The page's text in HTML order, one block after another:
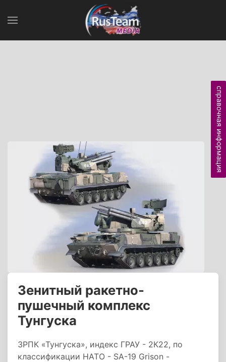
Зенитный ракетно-
пушечный комплекс
Тунгуска
ЗРПК «Тунгуска», индекс ГРАУ - 2К22, по
классификации НАТО - SA-19 Grison -
справочная информация